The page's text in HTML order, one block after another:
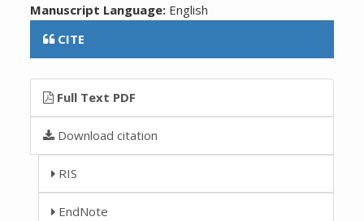
Manuscript Language: English
CITE
Full Text PDF
Download citation
RIS
EndNote